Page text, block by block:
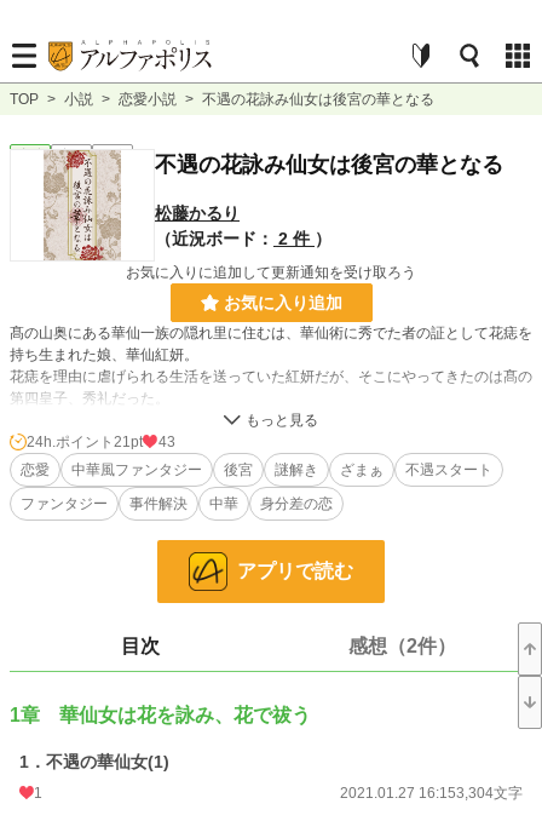
TOP > 小説 > 恋愛小説 > 不遇の花詠み仙女は後宮の華となる
完結 長編 不遇の花詠み仙女は後宮の華となる
松藤かるり
（近況ボード： 2 件 ）
お気に入りに追加して更新通知を受け取ろう
お気に入り追加
髙の山奥にある華仙一族の隠れ里に住むは、華仙術に秀でた者の証として花痣を
持ち生まれた娘、華仙紅妍。
花痣を理由に虐げられる生活を送っていた紅妍だが、そこにやってきたのは髙の
第四皇子、秀礼だった。
姉の代わりになった紅妍は秀礼と共に山を下りるが、連れて行かれたのは死して
なお生に縋る鬼霊が巣くう宮城だった。
宮城に連れてこられた理由、それは帝を苦しめる禍を解き放つこと。
秀礼の依頼を受けた紅妍だが簡単には終わらず、後宮には様々な事件が起きる。
花が詠みあげる記憶を拾う『花詠み』と、鬼霊の魂を花に渡して祓う『花渡
二つの華仙術を武器に、妃となった紅妍が謎を解き明かす。
・全6章＋閑話2 13万字見込み
・華仙紅妍（かせんこうけん）
主人公。花痣を持つ華仙術師。
・英秀礼（えいしゅうれい）
24h.ポイント 21pt
43
恋愛
中華風ファンタジー 後宮 謎解き ざまぁ
不遇スタート
ファンタジー
事件解決 中華 身分差の恋
アプリで読む
目次 感想（2件）
1章 華仙女は花を詠み、花で祓う
1．不遇の華仙女(1)
1 2021.01.27 16:153,304文字